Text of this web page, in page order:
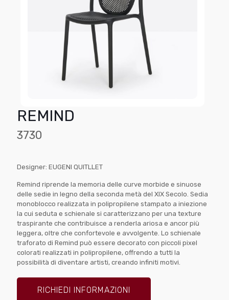
REMIND
3730
Designer: EUGENI QUITLLET
Remind riprende la memoria delle curve morbide e sinuose
delle sedie in legno della seconda metà del XIX Secolo. Sedia
monoblocco realizzata in polipropilene stampato a iniezione
la cui seduta e schienale si caratterizzano per una texture
traspirante che contribuisce a renderla ariosa e ancor più
leggera, oltre che confortevole e avvolgente. Lo schienale
traforato di Remind può essere decorato con piccoli pixel
colorati realizzati in polipropilene, offrendo a tutti la
possibilità di diventare artisti, creando infiniti motivi.
RICHIEDI INFORMAZIONI